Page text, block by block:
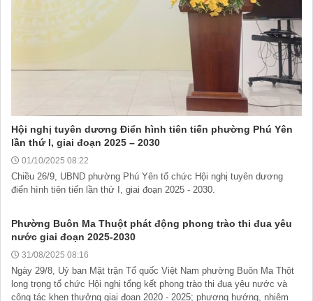
Hội nghị tuyên dương Điển hình tiên tiến phường Phú Yên
lần thứ I, giai đoạn 2025 – 2030
01/10/2025 08:22
Chiều 26/9, UBND phường Phú Yên tổ chức Hội nghị tuyên dương
điển hình tiên tiến lần thứ I, giai đoạn 2025 - 2030.
Phường Buôn Ma Thuột phát động phong trào thi đua yêu
nước giai đoạn 2025-2030
31/08/2025 08:16
Ngày 29/8, Uỷ ban Mặt trận Tổ quốc Việt Nam phường Buôn Ma Thột
long trọng tổ chức Hội nghị tổng kết phong trào thi đua yêu nước và
công tác khen thưởng giai đoạn 2020 - 2025; phương hướng, nhiệm
Tài liệu phục vụ tiêu chí tiếp cận pháp luật trong đánh giá Nông
thôn mới
11/02/2026 08:45:12